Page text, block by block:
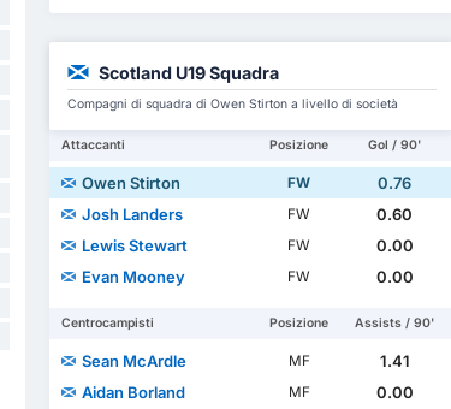
Scotland U19 Squadra
Compagni di squadra di Owen Stirton a livello di società
Attaccanti Posizione Gol / 90'
Owen Stirton FW
0.76
Josh Landers
FW
0.60
Lewis Stewart
FW
0.00
Evan Mooney
FW 0.00
Centrocampisti Posizione Assists / 90'
Sean McArdle MF
1.41
Aidan Borland
MF
0.00